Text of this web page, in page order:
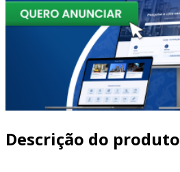
Descrição do produto